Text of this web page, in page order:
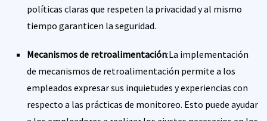
políticas claras que respeten la privacidad y al mismo
tiempo garanticen la seguridad.
Mecanismos de retroalimentación:La implementación
de mecanismos de retroalimentación permite a los
empleados expresar sus inquietudes y experiencias con
respecto a las prácticas de monitoreo. Esto puede ayudar